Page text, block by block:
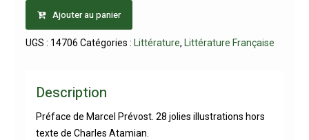
Ajouter au panier
UGS : 14706 Catégories : Littérature, Littérature Française
Description
Préface de Marcel Prévost. 28 jolies illustrations hors
texte de Charles Atamian.